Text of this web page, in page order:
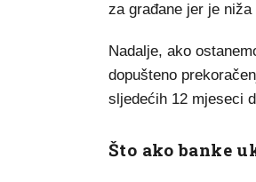
za građane jer je
Nadalje, ako
dopušteno
sljedećih 12 mjeseci
Što ako banke